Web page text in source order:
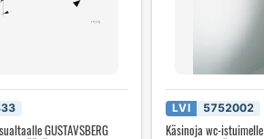
GUSTAVSBERG
LVI 5752002
Käsinoja wc-istuimelle